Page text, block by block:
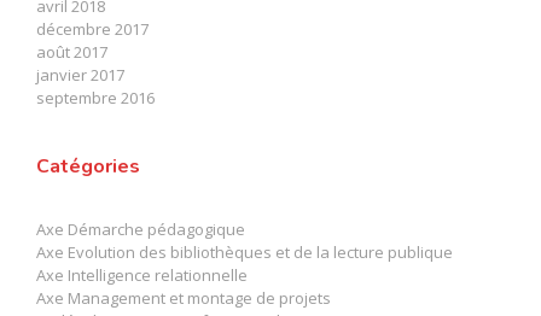
avril 2018
décembre 2017
août 2017
janvier 2017
septembre 2016
Catégories
Axe Démarche pédagogique
Axe Evolution des bibliothèques et de la lecture publique
Axe Intelligence relationnelle
Axe Management et montage de projets